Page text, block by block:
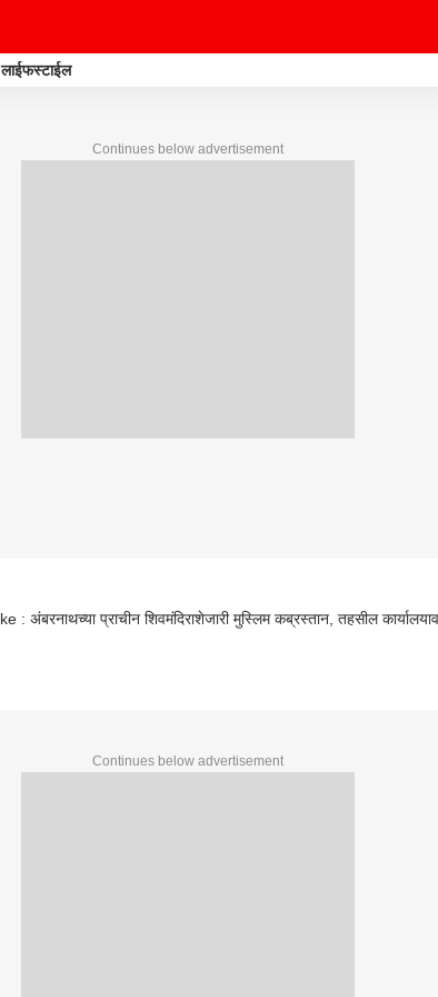
लाईफस्टाईल
Continues below advertisement
Ambarnath Strike : अंबरनाथच्या प्राचीन शिवमंदिराशेजारी मुस्लिम कब्रस्तान, तहसील
Continues below advertisement